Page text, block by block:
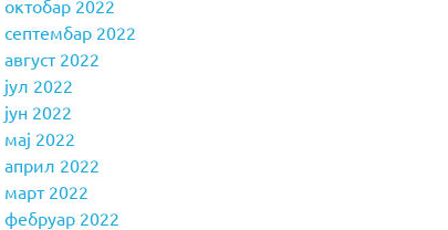
октобар 2022
септембар 2022
август 2022
јул 2022
јун 2022
мај 2022
април 2022
март 2022
фебруар 2022